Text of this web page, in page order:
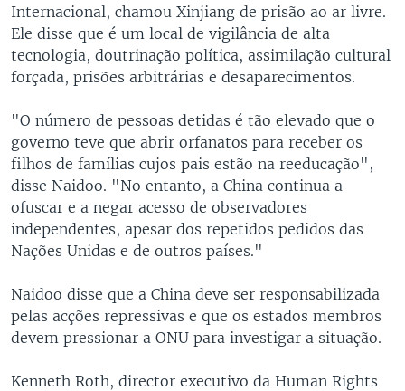
Internacional, chamou Xinjiang de prisão ao ar livre.
Ele disse que é um local de vigilância de alta
tecnologia, doutrinação política, assimilação cultural
forçada, prisões arbitrárias e desaparecimentos.
"O número de pessoas detidas é tão elevado que o
governo teve que abrir orfanatos para receber os
filhos de famílias cujos pais estão na reeducação",
disse Naidoo. "No entanto, a China continua a
ofuscar e a negar acesso de observadores
independentes, apesar dos repetidos pedidos das
Nações Unidas e de outros países."
Naidoo disse que a China deve ser responsabilizada
pelas acções repressivas e que os estados membros
devem pressionar a ONU para investigar a situação.
Kenneth Roth, director executivo da Human Rights